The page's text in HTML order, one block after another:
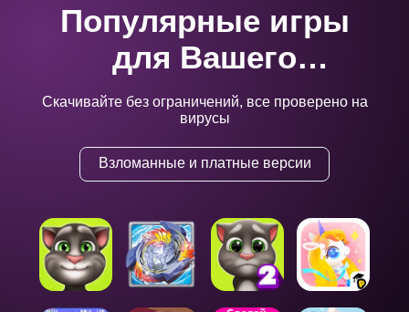
Популярные игры
для Вашего
телефона
Скачивайте без ограничений, все проверено на
вирусы
Взломанные и платные версии